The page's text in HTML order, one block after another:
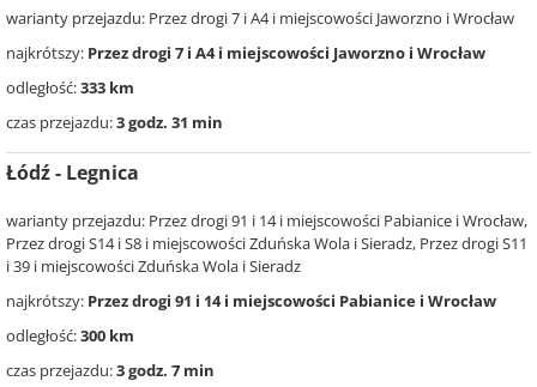
warianty przejazdu: Przez drogi 7 i A4 i miejscowości Jaworzno i Wrocław
najkrótszy: Przez drogi 7 i A4 i miejscowości Jaworzno i Wrocław
odległość:333 km
czas przejazdu:3 godz. 31 min
Łódź - Legnica
warianty przejazdu: Przez drogi 91 i 14 i miejscowości Pabianice i Wrocław,
Przez drogi S14 i S8 i miejscowości Zduńska Wola i Sieradz, Przez drogi S11
i 39 i miejscowości Zduńska Wola i Sieradz
najkrótszy: Przez drogi 91 i 14 i miejscowości Pabianice i Wrocław
odległość:300 km
czas przejazdu:3 godz. 7 min